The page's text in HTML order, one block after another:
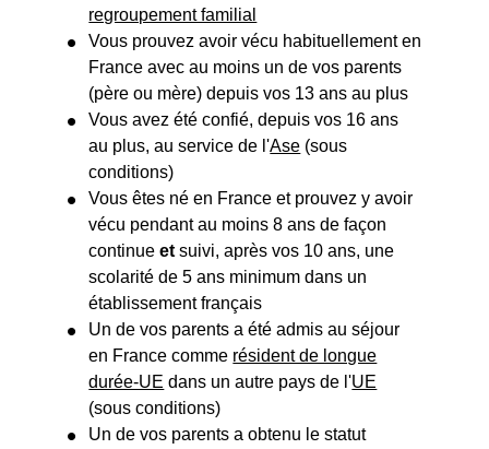
regroupement familial
Vous prouvez avoir vécu habituellement en
France avec au moins un de vos parents
(père ou mère) depuis vos 13 ans au plus
Vous avez été confié, depuis vos 16 ans
au plus, au service de l'Ase (sous
conditions)
Vous êtes né en France et prouvez y avoir
vécu pendant au moins 8 ans de façon
continueet suivi, après vos 10 ans, une
scolarité de 5 ans minimum dans un
établissement français
Un de vos parents a été admis au séjour
en France comme résident de longue
durée-UE dans un autre pays de l'UE
(sous conditions)
Un de vos parents a obtenu le statut